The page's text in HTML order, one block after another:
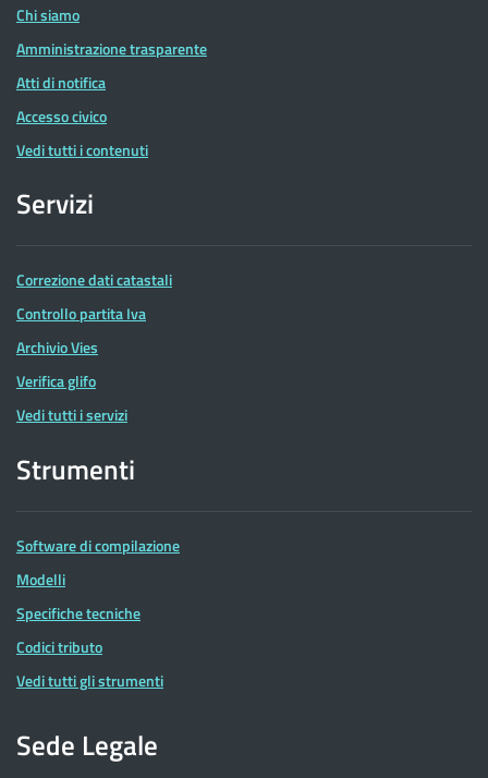
Chi siamo
Amministrazione trasparente
Atti di notifica
Accesso civico
Vedi tutti i contenuti
Servizi
Correzione dati catastali
Controllo partita Iva
Archivio Vies
Verifica glifo
Vedi tutti i servizi
Strumenti
Software di compilazione
Modelli
Specifiche tecniche
Codici tributo
Vedi tutti gli strumenti
Sede Legale